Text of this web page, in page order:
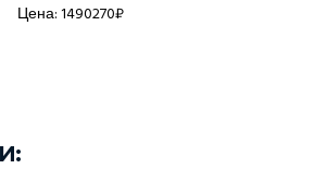
Цена: 1490270₽